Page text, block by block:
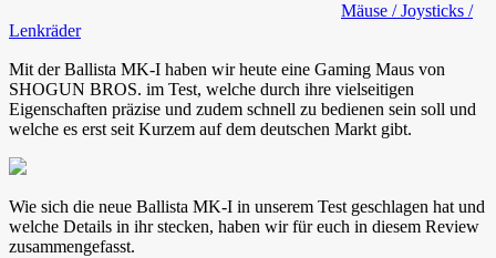
Mäuse / Joysticks /
Lenkräder
Mit der Ballista MK-I haben wir heute eine Gaming Maus von
SHOGUN BROS. im Test, welche durch ihre vielseitigen
Eigenschaften präzise und zudem schnell zu bedienen sein soll und
welche es erst seit Kurzem auf dem deutschen Markt gibt.
Wie sich die neue Ballista MK-I in unserem Test geschlagen hat und
welche Details in ihr stecken, haben wir für euch in diesem Review
zusammengefasst.